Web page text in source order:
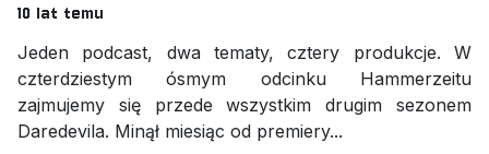
10 lat temu
Jeden podcast, dwa tematy, cztery produkcje. W
czterdziestym ósmym odcinku Hammerzeitu
zajmujemy się przede wszystkim drugim sezonem
Daredevila. Minął miesiąc od premiery...